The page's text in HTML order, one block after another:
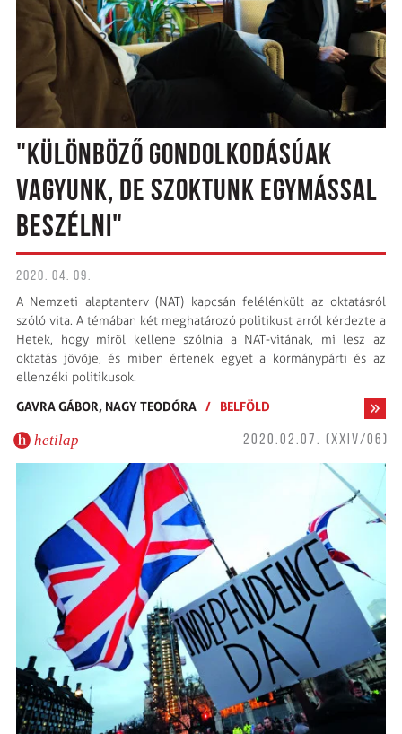
"KÜLÖNBÖZŐ GONDOLKODÁSÚAK
VAGYUNK, DE SZOKTUNK EGYMÁSSAL
BESZÉLNI"
2020. 04. 09.
A Nemzeti alaptanterv (NAT) kapcsán felélénkült az oktatásról
szóló vita. A témában két meghatározó politikust arról kérdezte a
Hetek, hogy mirõl kellene szólnia a NAT-vitának, mi lesz az
oktatás jövõje, és miben értenek egyet a kormánypárti és az
ellenzéki politikusok.
GAVRA GÁBOR, NAGY TEODÓRA / BELFÖLD
hetilap 2020.02.07. (XXIV/06)